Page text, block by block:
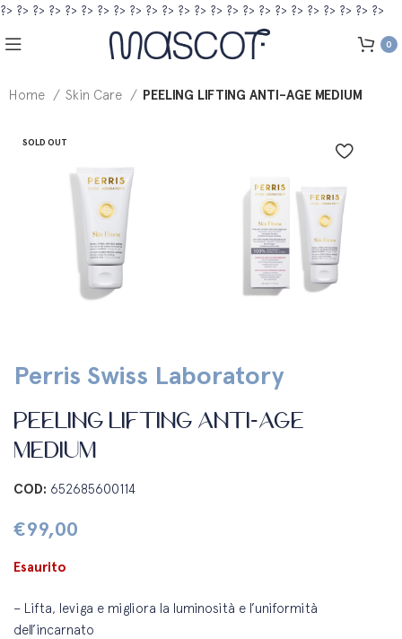
?> ?> ?> ?> ?> ?> ?> ?> ?> ?> ?> ?> ?> ?> ?> ?> ?> ?> ?> ?> ?> ?> ?> ?>
0
Home Skin Care PEELING LIFTING ANTI-AGE MEDIUM
SOLD OUT
Perris Swiss Laboratory
PEELING LIFTING ANTI-AGE
MEDIUM
COD: 652685600114
€99,00
Esaurito
– Lifta, leviga e migliora la luminosità e l’uniformità
dell’incarnato